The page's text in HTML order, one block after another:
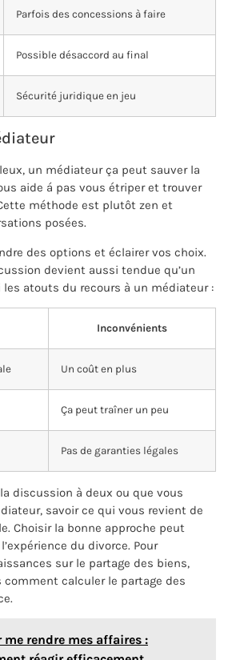
Parfois des concessions à faire
Possible désaccord au final
Sécurité juridique en jeu
un médiateur ça peut sauver la
aide á pas vous étriper et trouver
méthode est plutôt zen et
posées.
des options et éclairer vos choix.
devient aussi tendue qu’un
atouts du recours à un médiateur :
Inconvénients
Un coût en plus
Ça peut traîner un peu
Pas de garanties légales
discussion à deux ou que vous
savoir ce qui vous revient de
Choisir la bonne approche peut
du divorce. Pour
sur le partage des biens,
calculer le partage des
rendre mes affaires :